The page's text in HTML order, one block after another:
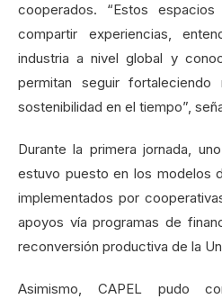
cooperados. “Estos
compartir experiencias,
industria a nivel global y
permitan seguir
sostenibilidad en el tiempo”,
Durante la primera jornada,
estuvo puesto en los modelos
implementados por
apoyos vía programas de
reconversión productiva de la
Asimismo, CAPEL pudo